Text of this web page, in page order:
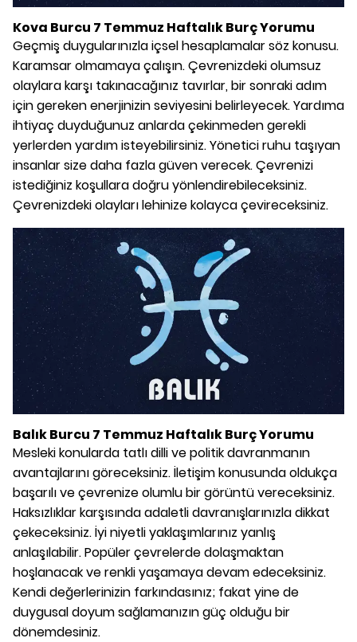
Kova Burcu 7 Temmuz Haftalık Burç Yorumu
Geçmiş duygularınızla içsel hesaplamalar söz konusu.
Karamsar olmamaya çalışın. Çevrenizdeki olumsuz
olaylara karşı takınacağınız tavırlar, bir sonraki adım
için gereken enerjinizin seviyesini belirleyecek. Yardıma
ihtiyaç duyduğunuz anlarda çekinmeden gerekli
yerlerden yardım isteyebilirsiniz. Yönetici ruhu taşıyan
insanlar size daha fazla güven verecek. Çevrenizi
istediğiniz koşullara doğru yönlendirebileceksiniz.
Çevrenizdeki olayları lehinize kolayca çevireceksiniz.
Balık Burcu 7 Temmuz Haftalık Burç Yorumu
Mesleki konularda tatlı dilli ve politik davranmanın
avantajlarını göreceksiniz. İletişim konusunda oldukça
başarılı ve çevrenize olumlu bir görüntü vereceksiniz.
Haksızlıklar karşısında adaletli davranışlarınızla dikkat
çekeceksiniz. İyi niyetli yaklaşımlarınız yanlış
anlaşılabilir. Popüler çevrelerde dolaşmaktan
hoşlanacak ve renkli yaşamaya devam edeceksiniz.
Kendi değerlerinizin farkındasınız; fakat yine de
duygusal doyum sağlamanızın güç olduğu bir
dönemdesiniz.